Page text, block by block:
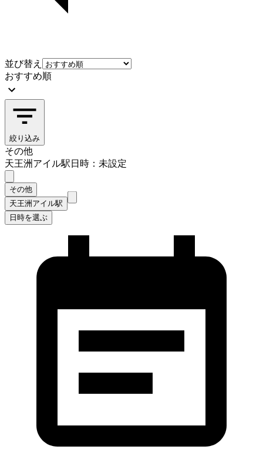
並び替え
おすすめ順
絞り込み
その他
天王洲アイル駅日時：未設定
その他
天王洲アイル駅
日時を選ぶ